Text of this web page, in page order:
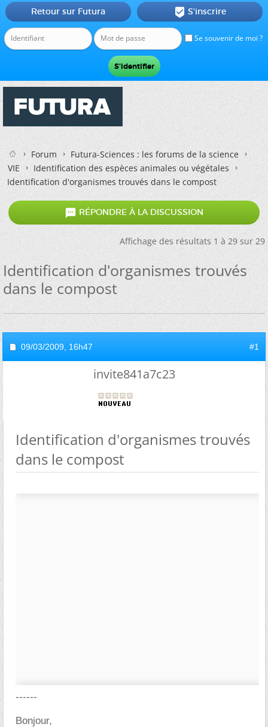
Se souvenir de moi ?
Retour sur Futura  S'inscrire
Forum
Futura-Sciences : les forums de la science
VIE
Identification des espèces animales ou végétales
Identification d'organismes trouvés dans le compost
 RÉPONDRE À LA DISCUSSION
Affichage des résultats 1 à 29 sur 29
Identification d'organismes trouvés
dans le compost
09/03/2009, 16h47 #1
invite841a7c23
Identification d'organismes trouvés
dans le compost
------
Bonjour,